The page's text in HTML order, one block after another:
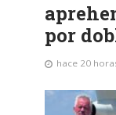
por
hace 20